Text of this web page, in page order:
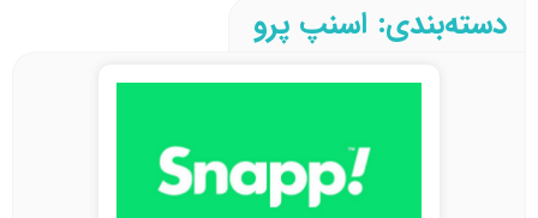
دسته‌بندی: اسنپ پرو